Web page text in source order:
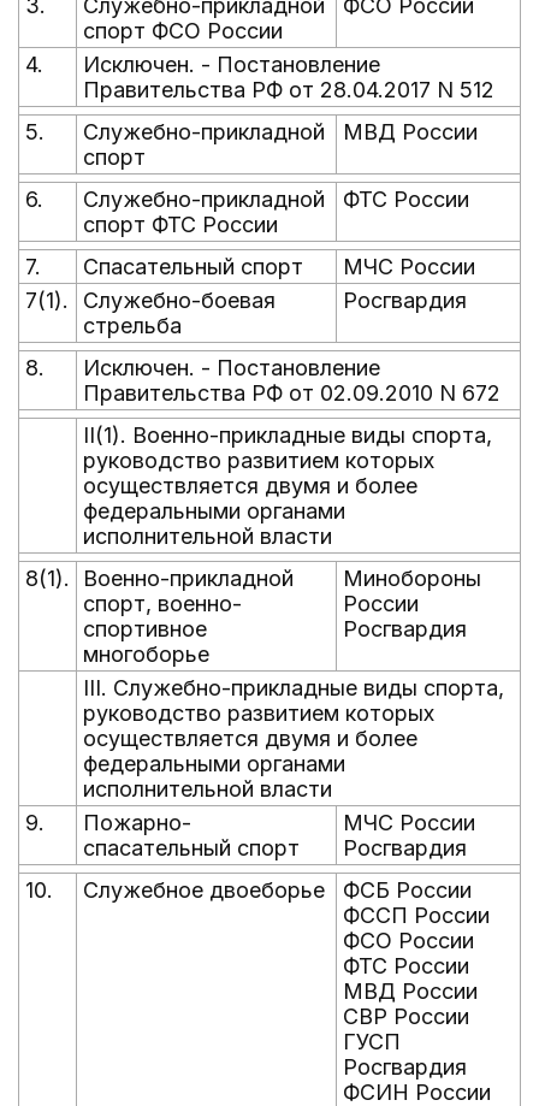
3.
Служебно-прикладной
спорт ФСО России
ФСО России
4.
Исключен. - Постановление
Правительства РФ от 28.04.2017 N 512
5.
Служебно-прикладной
спорт
МВД России
6.
Служебно-прикладной
спорт ФТС России
ФТС России
7. Спасательный спорт
МЧС России
7(1).
Служебно-боевая
стрельба
Росгвардия
8.
Исключен. - Постановление
Правительства РФ от 02.09.2010 N 672
II(1). Военно-прикладные виды спорта,
руководство развитием которых
осуществляется двумя и более
федеральными органами
исполнительной власти
8(1).
Военно-прикладной
спорт, военно-
спортивное
многоборье
Минобороны
России
Росгвардия
III. Служебно-прикладные виды спорта,
руководство развитием которых
осуществляется двумя и более
федеральными органами
исполнительной власти
9.
Пожарно-
спасательный спорт
МЧС России
Росгвардия
10.
Служебное двоеборье
ФСБ России
ФССП России
ФСО России
ФТС России
МВД России
СВР России
ГУСП
Росгвардия
ФСИН России